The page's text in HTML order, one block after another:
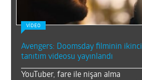
VİDEO
Avengers: Doomsday filminin ikinci
tanıtım videosu yayınlandı
YouTuber, fare ile nişan alma